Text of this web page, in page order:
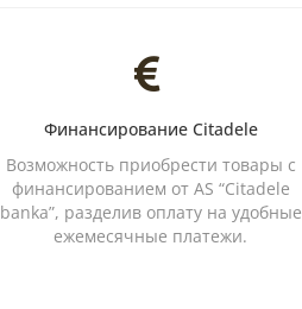
Финансирование Citadele
Возможность приобрести товары с
финансированием от AS “Citadele
banka”, разделив оплату на удобные
ежемесячные платежи.